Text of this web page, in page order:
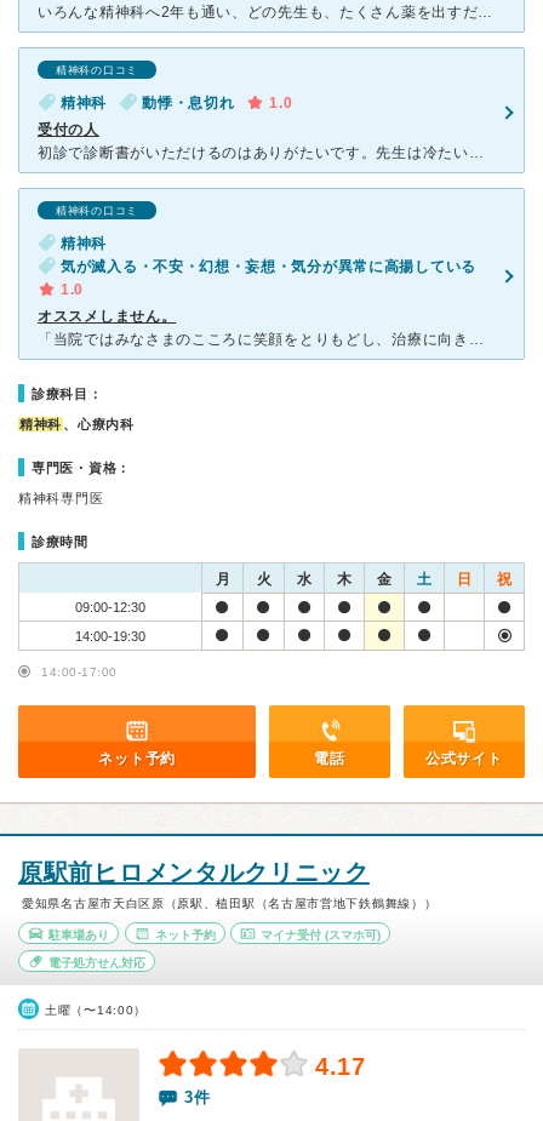
いろんな精神科へ2年も通い、どの先生も、たくさん薬を出すだけ…症状は、まったく良くならず…最後、この病院にたどり着きました。今まで飲んでいた薬はヤメ、不安薬処方と眠る前に飲むお薬2種類だけで、よく眠れ
精神科の口コミ
精神科 動悸・息切れ
1.0
受付の人
初診で診断書がいただけるのはありがたいです。先生は冷たいと感じることはあります。 受付の人は本当に最悪ですね、態度が悪すぎる。なぜかいつもキレているし不機嫌。初めてきた人は流れなんて当然わからないの
精神科の口コミ
精神科
気が滅入る・不安・幻想・妄想・気分が異常に高揚している
1.0
オススメしません。
「当院ではみなさまのこころに笑顔をとりもどし、治療に向き合っていただけるよう、サポートいたします。」書いてある事とは全く違います。まともに話も取り合わない、病院の都合を押し付ける、患者の心に寄り添うと
診療科目：
精神科 、心療内科
専門医・資格：
精神科専門医
診療時間
月 火 水 木 金 土 日 祝
09:00-12:30
14:00-19:30
14:00-17:00
ネット予約 電話 公式サイト
原駅前ヒロメンタルクリニック
愛知県名古屋市天白区原（原駅、植田駅（名古屋市営地下鉄鶴舞線））
駐車場あり ネット予約 マイナ受付 (スマホ可)
電子処方せん対応
土曜（〜14:00）
4.17
3件